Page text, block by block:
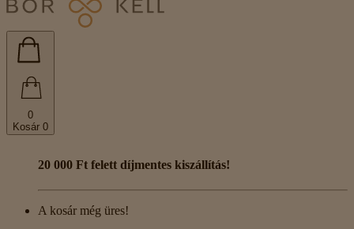
0
Kosár 0
20 000 Ft felett díjmentes kiszállítás!
A kosár még üres!